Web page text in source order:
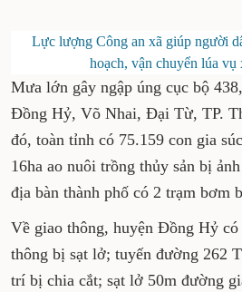
Lực lượng Công an xã giúp người
hoạch, vận chuyển lúa vụ
Mưa lớn gây ngập úng cục bộ
Đồng Hỷ, Võ Nhai, Đại Từ, TP.
đó, toàn tỉnh có 75.159 con gia
16ha ao nuôi trồng thủy sản bị
địa bàn thành phố có 2 trạm bơm
Về giao thông, huyện Đồng Hỷ
thông bị sạt lở; tuyến đường 262
trí bị chia cắt; sạt lở 50m đường